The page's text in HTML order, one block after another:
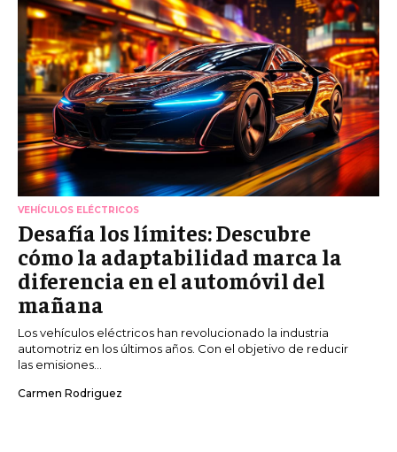
VEHÍCULOS ELÉCTRICOS
Desafía los límites: Descubre
cómo la adaptabilidad marca la
diferencia en el automóvil del
mañana
Los vehículos eléctricos han revolucionado la industria
automotriz en los últimos años. Con el objetivo de reducir
las emisiones...
Carmen Rodriguez